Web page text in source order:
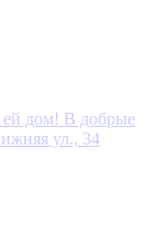
ей дом! В добрые
ул., 34